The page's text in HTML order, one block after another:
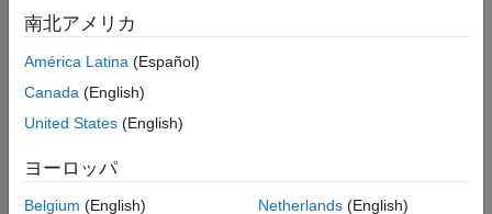
誘電体共振器アンテナ
ヘリックス アンテナ
ホーン アンテナ
対数周期アンテナ
ループ アンテナ
モノポール アンテナ
このカタログに記載されている
調整と解析をサポートします。詳細については、designおよび
AIAntennaのドキュメンテーションを参照してください。
ダイポール アンテナ カタログ
南北アメリカ
América Latina (Español)
Canada (English)
United States (English)
ヨーロッパ
Belgium (English)
Netherlands(English)